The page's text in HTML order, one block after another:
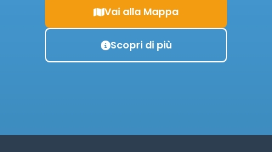
Vai alla Mappa
Scopri di più